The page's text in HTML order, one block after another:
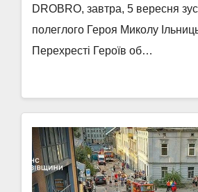
DROBRO, завтра, 5 вересня
полеглого Героя Миколу
Перехресті Героїв об…